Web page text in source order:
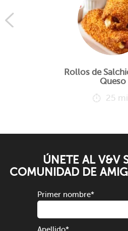
Rollos de
Queso
25
ÚNETE AL V&V
COMUNIDAD DE
Primer nombre*